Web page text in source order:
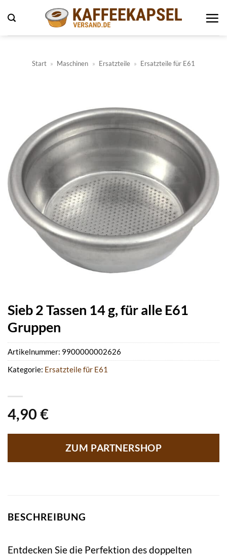
Inhalt
springen
Start » Maschinen » Ersatzteile » Ersatzteile für E61
Sieb 2 Tassen 14 g, für alle E61
Gruppen
4,90 €
ZUM PARTNERSHOP
Artikelnummer: 9900000002626
Kategorie: Ersatzteile für E61
BESCHREIBUNG
Entdecken Sie die Perfektion des doppelten